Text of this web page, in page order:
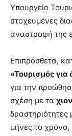
Υπουργείο
στοχευμένες
αναστροφή της
Επιπρόσθετα,
«Τουρισμός για
για την
σχέση με τα
μήνες το